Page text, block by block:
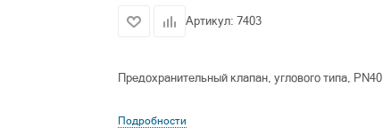
Артикул: 7403
Предохранительный клапан, углового типа, PN40
Подробности